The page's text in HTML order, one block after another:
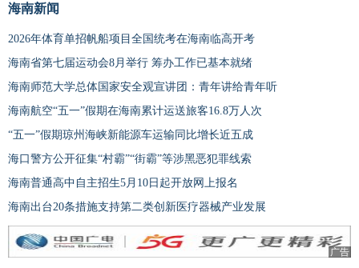
海南新闻
2026年体育单招帆船项目全国统考在海南临高开考
海南省第七届运动会8月举行 筹办工作已基本就绪
海南师范大学总体国家安全观宣讲团：青年讲给青年听
海南航空“五一”假期在海南累计运送旅客16.8万人次
“五一”假期琼州海峡新能源车运输同比增长近五成
海口警方公开征集“村霸”“街霸”等涉黑恶犯罪线索
海南普通高中自主招生5月10日起开放网上报名
海南出台20条措施支持第二类创新医疗器械产业发展
广告